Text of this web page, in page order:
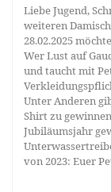
Liebe Jugend,
weiteren
28.02.2025
Wer Lust auf
und taucht mit
Unter Anderen
Shirt zu
Jubiläumsjahr
von 2023: Euer